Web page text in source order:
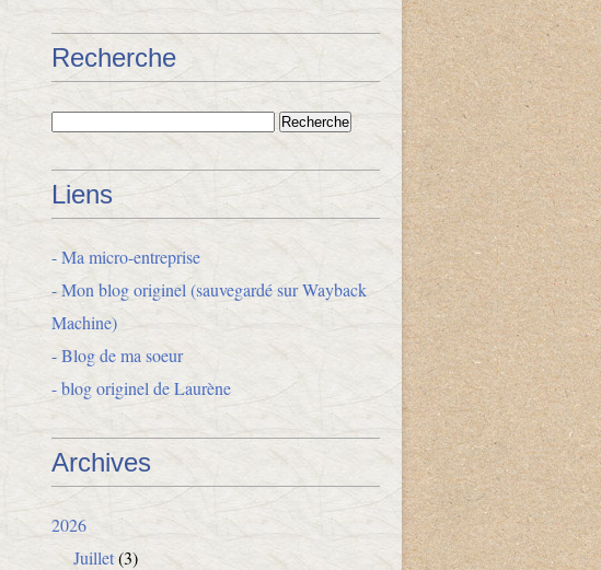
Recherche
Liens
- Ma micro-entreprise
- Mon blog originel (sauvegardé sur Wayback
Machine)
- Blog de ma soeur
- blog originel de Laurène
Archives
2026
Juillet(3)